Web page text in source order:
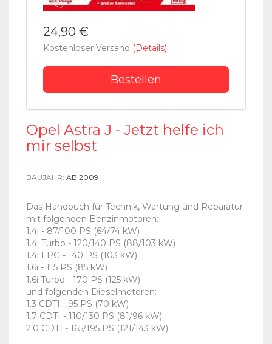
24,90 €
Kostenloser Versand (Details)
Bestellen
Opel Astra J - Jetzt helfe ich
mir selbst
BAUJAHR: AB 2009
Das Handbuch für Technik, Wartung und Reparatur
mit folgenden Benzinmotoren:
1.4i - 87/100 PS (64/74 kW)
1.4i Turbo - 120/140 PS (88/103 kW)
1.4i LPG - 140 PS (103 kW)
1.6i - 115 PS (85 kW)
1.6i Turbo - 170 PS (125 kW)
und folgenden Dieselmotoren:
1.3 CDTI - 95 PS (70 kW)
1.7 CDTI - 110/130 PS (81/96 kW)
2.0 CDTI - 165/195 PS (121/143 kW)